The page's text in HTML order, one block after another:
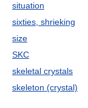
situation
sixties, shrieking
size
SKC
skeletal crystals
skeleton (crystal)